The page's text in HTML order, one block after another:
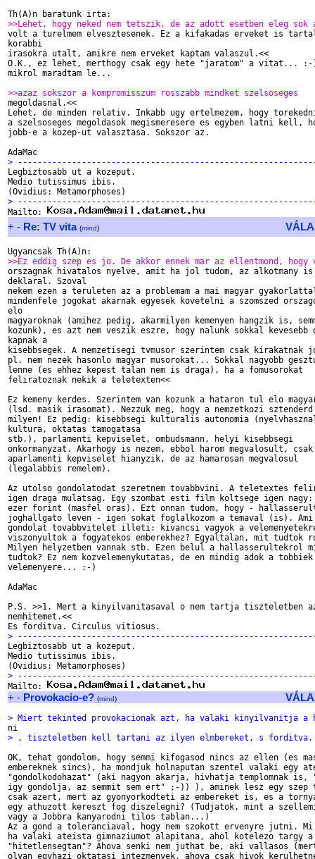
>>Lehet, hogy neked nem tetszik, de az adott esetben eleg sok
volt a turelmem elvesztesenek. Ez a kifakadas erveket is
korabbi
irasokra utalt, amikre nem erveket kaptam valaszul.<<
O.K., ez lehet, merthogy csak egy hete "jaratom" a vitat... :-)
mikrol maradtam le...
>>azaz sokszor a kompromisszum rosszabb mindket szelsoseges
megoldasnal.<<
Lehet, de minden relativ. Inkabb ugy ertelmezem, hogy
a szelsoseges megoldasok megismeresere es egyben latni kell,
jobb-e a kozep-ut valasztasa. Sokszor az.
>
Legbiztosabb ut a kozeput.
Medio tutissimus ibis.
>
Mailto:
+ - Re: TV vita (mind)
>>Ez eddig szep es jo. De akkor ennek mar az ellentmond, hogy
orszagnak hivatalos nyelve, amit ha jol tudom, az alkotmany is
deklaral. Szoval
nekem ezen a teruleten az a problemam a mai magyar
mindenfele jogokat akarnak egyesek kovetelni a szomszed
elo
magyaroknak (amihez pedig, akarmilyen kemenyen hangzik is,
kozunk), es azt nem veszik eszre, hogy nalunk sokkal kevesebb
kapnak a
kisebbsegek. A nemzetisegi tvmusor szerintem csak kirakatnak
pl. nem nezek hasonlo magyar musorokat... Sokkal nagyobb
lenne (es ehhez kepest talan nem is draga), ha a fomusorokat
feliratoznak nekik a teletexten<<
Ez kemeny kerdes. Szerintem van kozunk a hataron tul elo
(lsd. masik irasomat). Nezzuk meg, hogy a nemzetkozi sztenderd
milyen! Ez pedig: kisebbsegi kulturalis autonomia
kultura, oktatas tamogatasa
stb.), parlamenti kepviselet, ombudsmann, helyi kisebbsegi
onkormanyzat. Akarhogy is nezem, ebbol harom megvalosult, csak
aparlamenti kepviselet hianyzik, de az hamarosan megvalosul
(legalabbis remelem).
Az utolso gondolatodat szeretnem tovabbvini. A teletextes
igen draga mulatsag. Egy szombat esti film koltsege igen nagy:
ezer forint (masfel oras). Ezt onnan tudom, hogy -
joghallgato leven - igen sokat foglalkozom a temaval (is). Ami
gondolat tovabbvitelet illeti: kivancsi vagyok a
viszonyultok a fogyatekos emberekhez? Egyaltalan, mit tudtok
Milyen helyzetben vannak stb. Ezen belul a hallasserultekrol
tudtok? Ez nem kozvelemenykutatas, de en mindig adok a tobbiek
velemenyere... :-)
AdaMac
P.S. >>1. Mert a kinyilvanitasaval o nem tartja tiszteletben
nemhitemet.<<
>
Legbiztosabb ut a kozeput.
Medio tutissimus ibis.
>
Mailto:
+ - Provokacio-e? (mind)
> Miert tekinted provokacionak azt, ha valaki kinyilvanitja a
> , tiszteletben kell tartani az ilyen elmbereket, s forditva.
OK, tehat gondolom, hogy semmi kifogasod nincs az ellen (es
embereknek sincs), ha mondjuk holnaputan szentel valaki egy
"gondolkodohazat" (aki nagyon akarja, hivhatja templomnak
igy gondolja, az semmit sem ert" ;-)) ), aminek lesz egy
csak azert, mert az gyonyorkodteti az embereket is, es a
egy athuzott kereszt fog diszelegni? (Tudjatok, mint a
vagy a Jobbra kanyarodni tilos tablan...)
Az a gond a toleranciaval, hogy nem szokott ervenyre jutni.
ha valaki ateista gimnaziumot alapitana, ahol kotelezo targy
"hitetlensegtan"? Ahova senki nem juthat be, aki vallasos
olyan egyhazi oktatasi intezmenyek, ahova csak hivok